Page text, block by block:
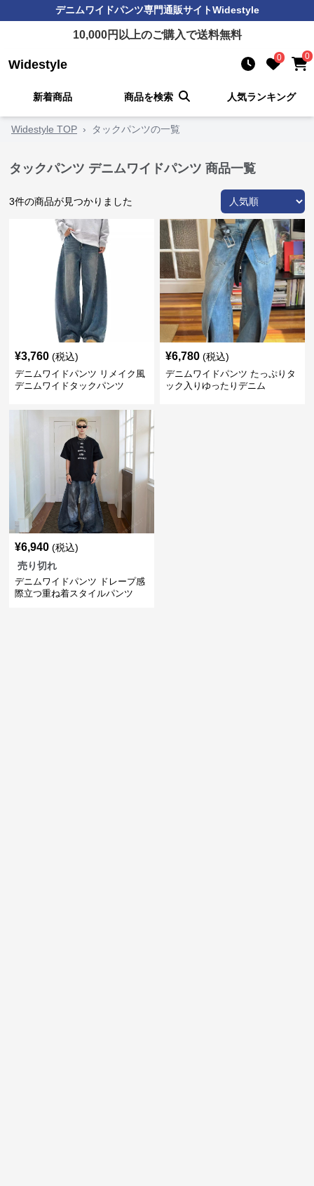
デニムワイドパンツ専門通販サイトWidestyle
10,000円以上のご購入で送料無料
Widestyle 0 0
新着商品 商品を検索 人気ランキング
Widestyle TOP › タックパンツの一覧
タックパンツ デニムワイドパンツ 商品一覧
3件の商品が見つかりました
¥3,760 (税込)
デニムワイドパンツ リメイク風
デニムワイドタックパンツ
¥6,780 (税込)
デニムワイドパンツ たっぷりタ
ック入りゆったりデニム
¥6,940 (税込)
売り切れ
デニムワイドパンツ ドレープ感
際立つ重ね着スタイルパンツ